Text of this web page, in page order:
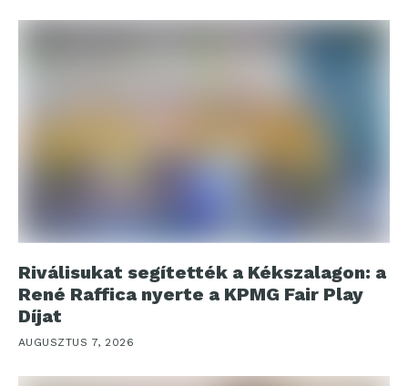
Riválisukat segítették a Kékszalagon: a
René Raffica nyerte a KPMG Fair Play
Díjat
AUGUSZTUS 7, 2026